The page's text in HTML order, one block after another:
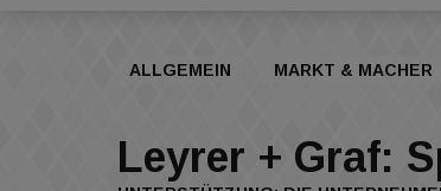
ALLGEMEIN MARKT & MACHER
Leyrer + Graf: